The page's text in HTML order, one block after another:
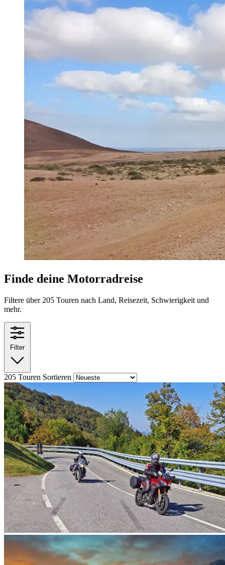
Finde deine Motorradreise
Filtere über 205 Touren nach Land, Reisezeit, Schwierigkeit und
mehr.
Filter
205 Touren Sortieren